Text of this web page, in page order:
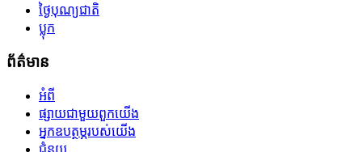
ថ្ងៃបុណ្យជាតិ
ប្លុក
ព័ត៌មាន
អំពី
ផ្សាយជាមួយពួកយើង
អ្នកឧបត្ថម្ភរបស់យើង